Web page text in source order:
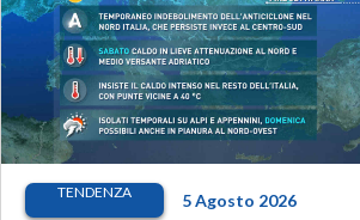
TENDENZA 5 Agosto 2026